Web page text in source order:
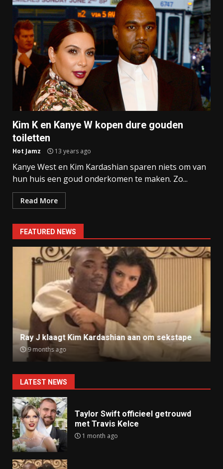
Kim K en Kanye W kopen dure gouden
toiletten
Hot Jamz 13 years ago
Kanye West en Kim Kardashian sparen niets om van
hun huis een goud onderkomen te maken. Zo...
Read More
FEATURED NEWS
Ray J klaagt Kim Kardashian aan om sekstape
9 months ago
LATEST NEWS
Taylor Swift officieel getrouwd
met Travis Kelce
1 month ago